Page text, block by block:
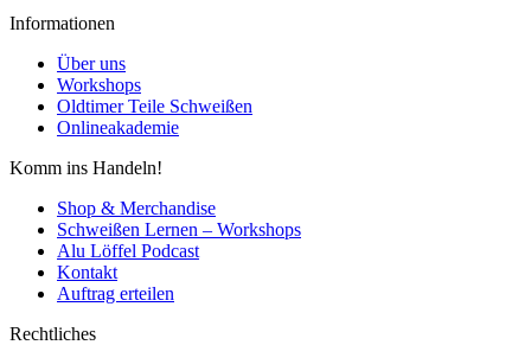
Informationen
Über uns
Workshops
Oldtimer Teile Schweißen
Onlineakademie
Komm ins Handeln!
Shop & Merchandise
Schweißen Lernen – Workshops
Alu Löffel Podcast
Kontakt
Auftrag erteilen
Rechtliches